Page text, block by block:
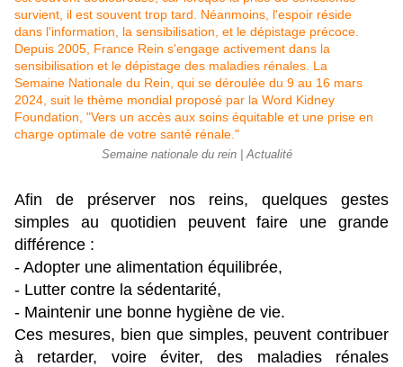
Semaine nationale du rein | Actualité
Afin de préserver nos reins, quelques gestes
simples au quotidien peuvent faire une grande
différence :
- Adopter une alimentation équilibrée,
- Lutter contre la sédentarité,
- Maintenir une bonne hygiène de vie.
Ces mesures, bien que simples, peuvent contribuer
à retarder, voire éviter, des maladies rénales